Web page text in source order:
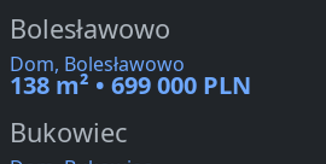
Bolesławowo
Dom, Bolesławowo
138 m² • 699 000 PLN
Bukowiec